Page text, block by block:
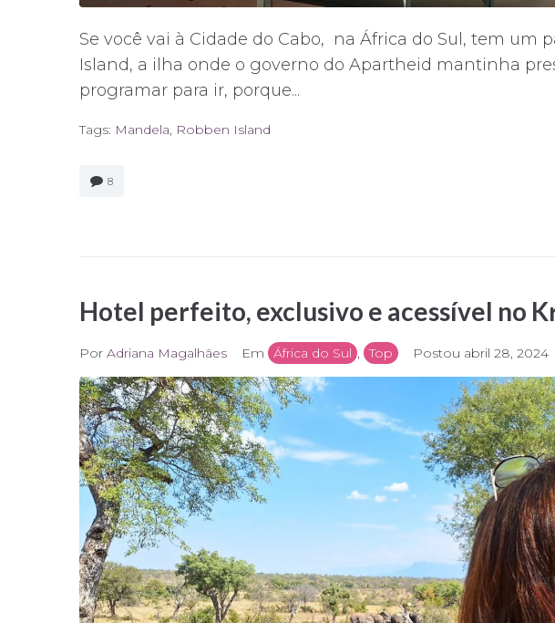
Se você vai à Cidade do Cabo, na África do Sul, tem um
Island, a ilha onde o governo do Apartheid mantinha
programar para ir, porque...
Tags: Mandela, Robben Island
8
Hotel perfeito, exclusivo e acessível no
Por Adriana Magalhães Em África do Sul , Top Postou abril 28, 2024